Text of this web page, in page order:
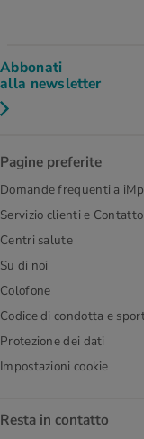
Abbonati
alla newsletter
Pagine preferite
Domande frequenti a
Servizio clienti e Contatto
Centri salute
Su di noi
Colofone
Codice di condotta e
Protezione dei dati
Impostazioni cookie
Resta in contatto